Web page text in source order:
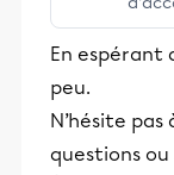
et
En espérant
peu.
N’hésite
questions ou